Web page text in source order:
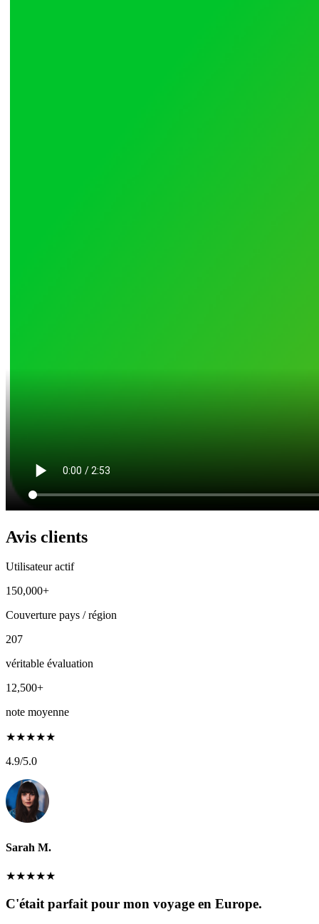
Avis clients
Utilisateur actif
150,000+
Couverture pays / région
207
véritable évaluation
12,500+
note moyenne
★★★★★
4.9/5.0
Sarah M.
★★★★★
C'était parfait pour mon voyage en Europe.